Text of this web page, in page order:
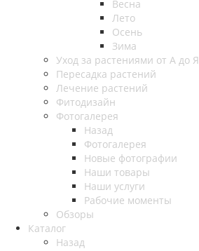
Весна
Лето
Осень
Зима
Уход за растениями от А до Я
Пересадка растений
Лечение растений
Фитодизайн
Фотогалерея
Назад
Фотогалерея
Новые фотографии
Наши товары
Наши услуги
Рабочие моменты
Обзоры
Каталог
Назад